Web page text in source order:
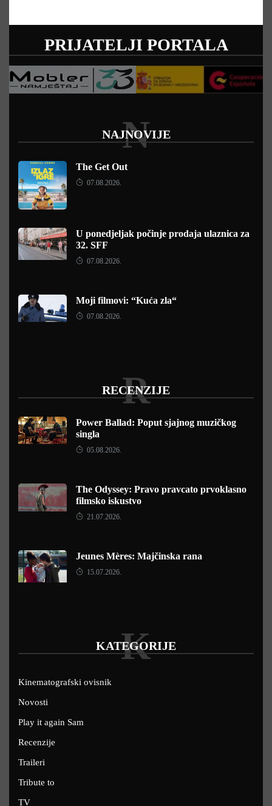
PRIJATELJI PORTALA
NAJNOVIJE
N
The Get Out
07.08.2026.
U ponedjeljak počinje prodaja ulaznica za
32. SFF
07.08.2026.
Moji filmovi: “Kuća zla“
07.08.2026.
RECENZIJE
R
Power Ballad: Poput sjajnog muzičkog
singla
05.08.2026.
The Odyssey: Pravo pravcato prvoklasno
filmsko iskustvo
21.07.2026.
Jeunes Mères: Majčinska rana
15.07.2026.
KATEGORIJE
K
Kinematografski ovisnik
Novosti
Play it again Sam
Recenzije
Traileri
Tribute to
TV